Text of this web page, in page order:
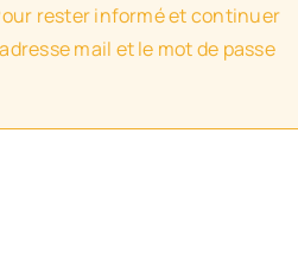
rester informé et continuer
mail et le mot de passe